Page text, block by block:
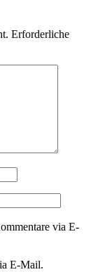
Erforderliche
via E-
E-Mail.